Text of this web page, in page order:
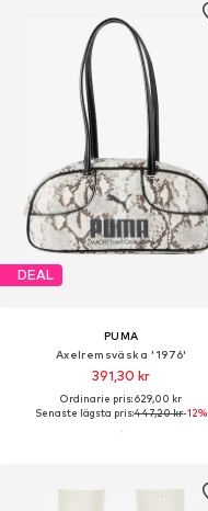
DEAL
PUMA
Axelremsväska '1976'
391,30 kr
Ordinarie pris: 629,00 kr
Senaste lägsta pris:447,20 kr-12%